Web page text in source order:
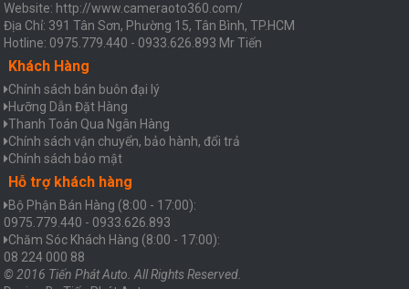
Website: http://www.cameraoto360.com/
Địa Chỉ: 391 Tân Sơn, Phường 15, Tân Bình, TP.HCM
Hotline: 0975.779.440 - 0933.626.893 Mr Tiến
Khách Hàng
Chính sách bán buôn đại lý
Hưỡng Dẫn Đặt Hàng
Thanh Toán Qua Ngân Hàng
Chính sách vận chuyển, bảo hành, đổi trả
Chính sách bảo mật
Hỗ trợ khách hàng
Bộ Phận Bán Hàng (8:00 - 17:00):
0975.779.440 - 0933.626.893
Chăm Sóc Khách Hàng (8:00 - 17:00):
08 224 000 88
© 2016 Tiến Phát Auto. All Rights Reserved.